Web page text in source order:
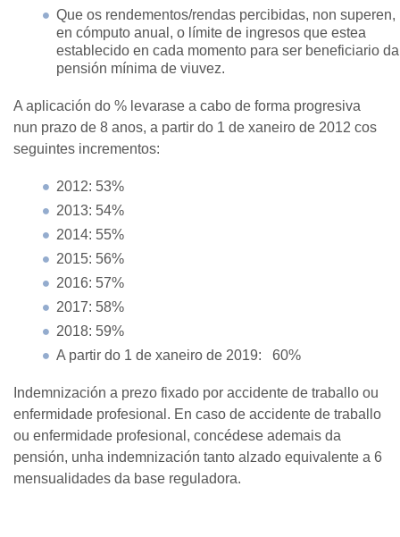
Que os rendementos/rendas percibidas, non superen,
en cómputo anual, o límite de ingresos que estea
establecido en cada momento para ser beneficiario da
pensión mínima de viuvez.
A aplicación do % levarase a cabo de forma progresiva
nun prazo de 8 anos, a partir do 1 de xaneiro de 2012 cos
seguintes incrementos:
2012: 53%
2013: 54%
2014: 55%
2015: 56%
2016: 57%
2017: 58%
2018: 59%
A partir do 1 de xaneiro de 2019: 60%
Indemnización a prezo fixado por accidente de traballo ou
enfermidade profesional. En caso de accidente de traballo
ou enfermidade profesional, concédese ademais da
pensión, unha indemnización tanto alzado equivalente a 6
mensualidades da base reguladora.